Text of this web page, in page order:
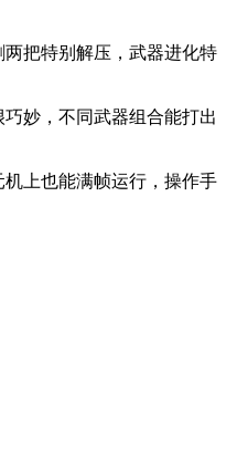
两把特别解压，武器进化特
巧妙，不同武器组合能打出
机上也能满帧运行，操作手